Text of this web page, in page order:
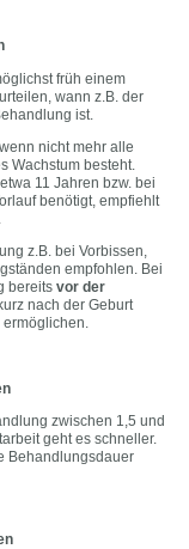
früh einem
wann z.B. der
ist.
nicht mehr alle
Wachstum besteht.
11 Jahren bzw. bei
benötigt, empfiehlt
.
z.B. bei Vorbissen,
empfohlen. Bei
bereits vor der
nach der Geburt
ermöglichen.
zwischen 1,5 und
geht es schneller.
Behandlungsdauer